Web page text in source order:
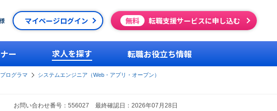
マイページログイン 無料 転職支援サービスに申し込む
ー 求人を探す 転職お役立ち情報
ログラマ
システムエンジニア（Web・アプリ・オープン）
お問い合わせ番号：556027 最終確認日：2026年07月28日